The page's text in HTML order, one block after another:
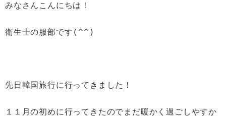
みなさんこんにちは！
衛生士の服部です(^^)
先日韓国旅行に行ってきました！
１１月の初めに行ってきたのでまだ暖かく過ごしやすか